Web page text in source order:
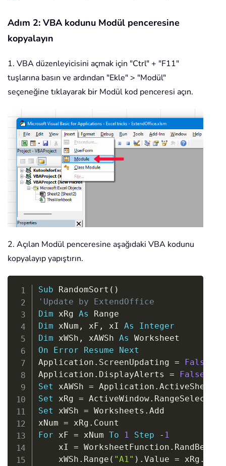
Adım 2: VBA kodunu Modül penceresine
kopyalayın
1. VBA düzenleyicisini açmak için "Ctrl" + "F11"
tuşlarına basın ve ardından "Ekle" > "Modül"
seçeneğine tıklayarak bir Modül kod penceresi açın.
2. Açılan Modül penceresine aşağıdaki VBA kodunu
kopyalayıp yapıştırın.
Sub RandomSort ( )
'Update by ExtendOffice
Dim xRg As
Dim xNum , xF , xI As
Integer
Dim xWSh , xAWSh As
On
Error Resume
Next
Application . ScreenUpdating =
False
Application . DisplayAlerts =
False
Set xAWSh = Application .
Set xRg = ActiveWindow.
Set xWSh = Worksheets . Add
xNum = xRg .
For xF = xNum To 1 Step - 1
    xI
= WorksheetFunction .
    xWSh
. Range ( "A1" ) . Value = xRg .